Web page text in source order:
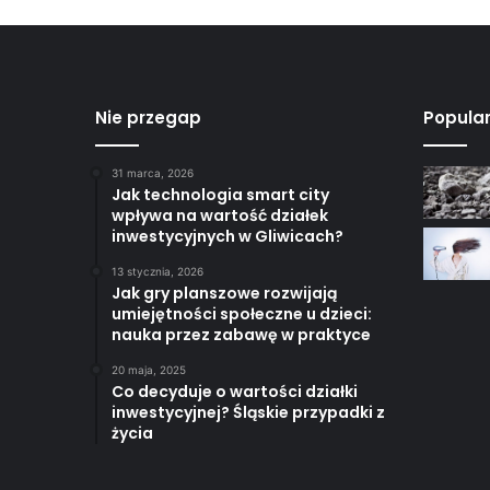
Nie przegap
31 marca, 2026
Jak technologia smart city
wpływa na wartość działek
inwestycyjnych w Gliwicach?
13 stycznia, 2026
Jak gry planszowe rozwijają
umiejętności społeczne u dzieci:
nauka przez zabawę w praktyce
20 maja, 2025
Co decyduje o wartości działki
inwestycyjnej? Śląskie przypadki z
życia